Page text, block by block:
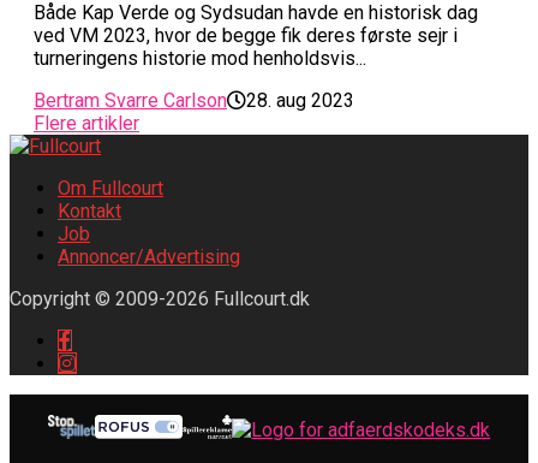
Både Kap Verde og Sydsudan havde en historisk dag
ved VM 2023, hvor de begge fik deres første sejr i
turneringens historie mod henholdsvis...
Bertram Svarre Carlson
28. aug 2023
Flere artikler
Om Fullcourt
Kontakt
Job
Annoncer/Advertising
Copyright © 2009-2026 Fullcourt.dk